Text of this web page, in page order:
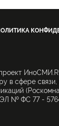
в сфере
ЭЛ № ФС 77 -